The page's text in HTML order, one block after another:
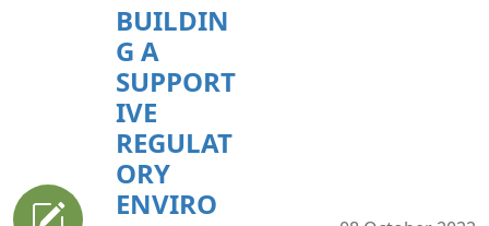
BUILDIN
G A
SUPPORT
IVE
REGULAT
ORY
ENVIRO